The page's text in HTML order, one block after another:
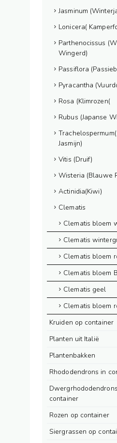
Jasminum
Lonicera(
Parthenocissus
Wingerd)
Passiflora
Pyracantha
Rosa (Klimrozen(
Rubus (Japanse
Jasmijn)
Vitis (Druif)
Wisteria (Blauwe
Actinidia(Kiwi)
Clematis
Clematis bloem
Clematis
Clematis bloem
Clematis bloem
Clematis geel
Clematis bloem
Kruiden op container
Planten uit Italië
Plantenbakken
Rhododendrons in
container
Rozen op container
Siergrassen op